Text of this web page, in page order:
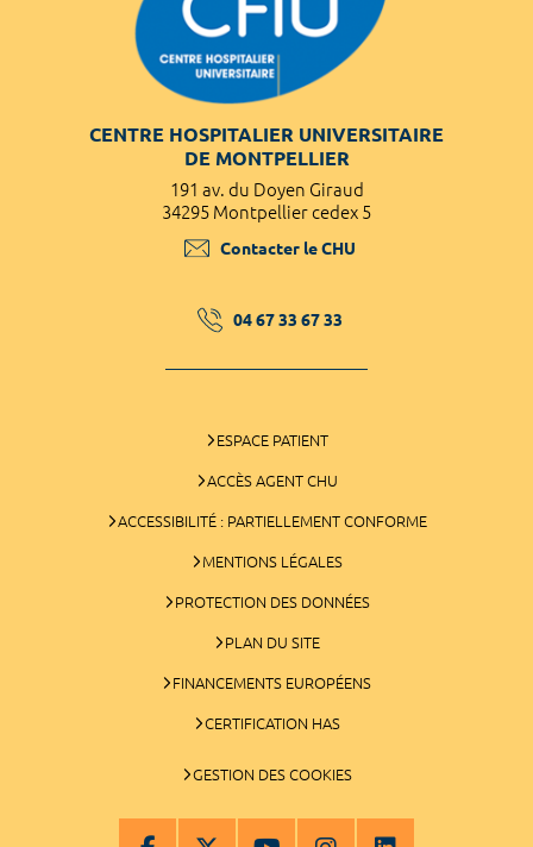
CENTRE HOSPITALIER UNIVERSITAIRE
DE MONTPELLIER
191 av. du Doyen Giraud
34295 Montpellier cedex 5
Contacter le CHU
04 67 33 67 33
ESPACE PATIENT
ACCÈS AGENT CHU
ACCESSIBILITÉ : PARTIELLEMENT CONFORME
MENTIONS LÉGALES
PROTECTION DES DONNÉES
PLAN DU SITE
FINANCEMENTS EUROPÉENS
CERTIFICATION HAS
GESTION DES COOKIES